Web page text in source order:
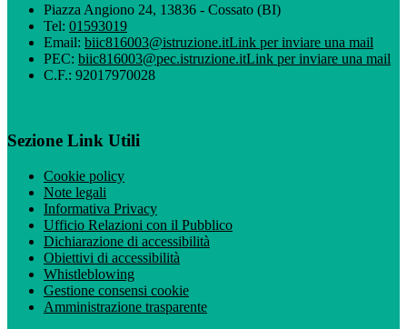
Piazza Angiono 24, 13836 - Cossato (BI)
Tel: 01593019
Email: biic816003@istruzione.itLink per inviare una mail
PEC: biic816003@pec.istruzione.itLink per inviare una mail
C.F.: 92017970028
Sezione Link Utili
Cookie policy
Note legali
Informativa Privacy
Ufficio Relazioni con il Pubblico
Dichiarazione di accessibilità
Obiettivi di accessibilità
Whistleblowing
Gestione consensi cookie
Amministrazione trasparente